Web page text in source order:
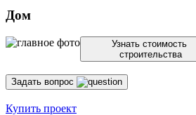
Дом
Узнать стоимость
строительства
Задать вопрос
Купить проект